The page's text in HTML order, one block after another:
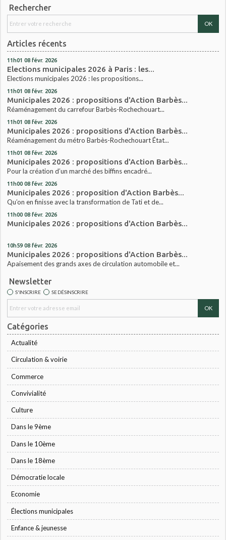
Rechercher
Articles récents
11h01 08 févr. 2026
Elections municipales 2026 à Paris : les...
Elections municipales 2026 : les propositions...
11h01 08 févr. 2026
Municipales 2026 : propositions d'Action Barbès...
Réaménagement du carrefour Barbès-Rochechouart...
11h01 08 févr. 2026
Municipales 2026 : propositions d'Action Barbès...
Réaménagement du métro Barbès-Rochechouart État...
11h01 08 févr. 2026
Municipales 2026 : propositions d'Action Barbès...
Pour la création d’un marché des biffins encadré...
11h00 08 févr. 2026
Municipales 2026 : proposition d'Action Barbès...
Qu’on en finisse avec la transformation de Tati et de...
11h00 08 févr. 2026
Municipales 2026 : propositions d'Action Barbès...
10h59 08 févr. 2026
Municipales 2026 : propositions d'Action Barbès...
Apaisement des grands axes de circulation automobile et...
Newsletter
S'INSCRIRE SE DÉSINSCRIRE
Catégories
Actualité
Circulation & voirie
Commerce
Convivialité
Culture
Dans le 9ème
Dans le 10ème
Dans le 18ème
Démocratie locale
Economie
Élections municipales
Enfance & jeunesse